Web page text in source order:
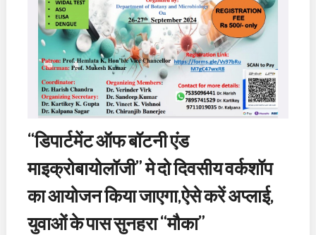
“डिपार्टमेंट ऑफ बॉटनी एंड
माइक्रोबायोलॉजी” मे दो दिवसीय वर्कशॉप
का आयोजन किया जाएगा,ऐसे करें अप्लाई,
युवाओं के पास सुनहरा “मौका”